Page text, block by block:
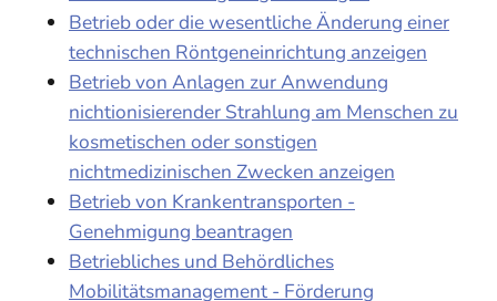
Betrieb oder die wesentliche Änderung einer
technischen Röntgeneinrichtung anzeigen
Betrieb von Anlagen zur Anwendung
nichtionisierender Strahlung am Menschen zu
kosmetischen oder sonstigen
nichtmedizinischen Zwecken anzeigen
Betrieb von Krankentransporten -
Genehmigung beantragen
Betriebliches und Behördliches
Mobilitätsmanagement - Förderung